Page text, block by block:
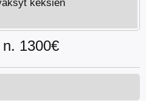
keksien
1300€